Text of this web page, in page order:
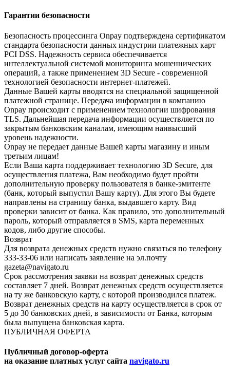
Гарантии безопасности
Безопасность процессинга Onpay подтверждена сертификатом
стандарта безопасности данных индустрии платежных карт
PCI DSS. Надежность сервиса обеспечивается
интеллектуальной системой мониторинга мошеннических
операций, а также применением 3D Secure - современной
технологией безопасности интернет-платежей.
Данные Вашей карты вводятся на специальной защищенной
платежной странице. Передача информации в компанию
Onpay происходит с применением технологии шифрования
TLS. Дальнейшая передача информации осуществляется по
закрытым банковским каналам, имеющим наивысший
уровень надежности.
Onpay не передает данные Вашей карты магазину и иным
третьим лицам!
Если Ваша карта поддерживает технологию 3D Secure, для
осуществления платежа, Вам необходимо будет пройти
дополнительную проверку пользователя в банке-эмитенте
(банк, который выпустил Вашу карту). Для этого Вы будете
направлены на страницу банка, выдавшего карту. Вид
проверки зависит от банка. Как правило, это дополнительный
пароль, который отправляется в SMS, карта переменных
кодов, либо другие способы.
Возврат
Для возврата денежных средств нужно связаться по телефону
333-33-06 или написать заявление на эл.почту
gazeta@navigato.ru
Срок рассмотрения заявки на возврат денежных средств
составляет 7 дней. Возврат денежных средств осуществляется
на ту же банковскую карту, с которой производился платеж.
Возврат денежных средств на карту осуществляется в срок от
5 до 30 банковских дней, в зависимости от Банка, которым
была выпущена банковская карта.
ПУБЛИЧНАЯ ОФЕРТА
Публичный договор-оферта
на оказание платных услуг сайта navigato.ru